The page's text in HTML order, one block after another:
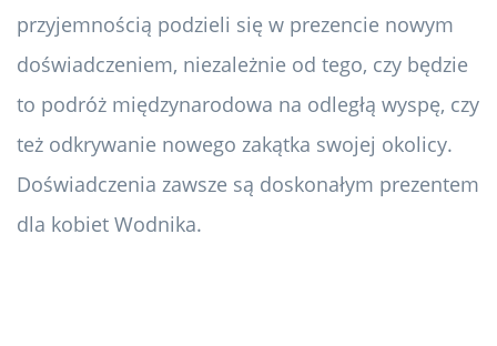
przyjemnością podzieli się w prezencie nowym
doświadczeniem, niezależnie od tego, czy będzie
to podróż międzynarodowa na odległą wyspę, czy
też odkrywanie nowego zakątka swojej okolicy.
Doświadczenia zawsze są doskonałym prezentem
dla kobiet Wodnika.